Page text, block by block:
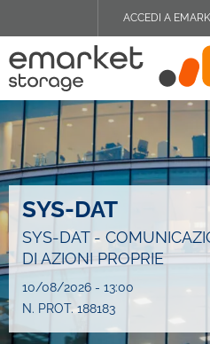
contenuto
principale
TOP
HEADER
ACCEDI A
SYS-DAT
SYS-DAT -
DI AZIONI PROPRIE
10/08/2026 - 13:00
N. PROT. 188183